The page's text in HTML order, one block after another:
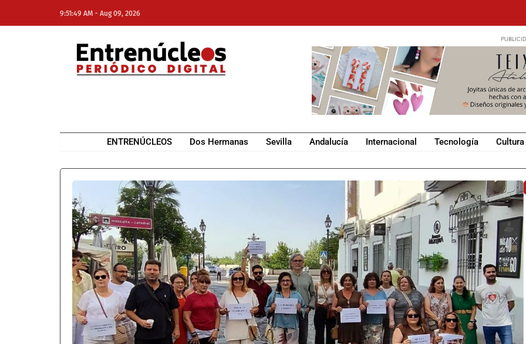
9:51:49 AM - Aug 09, 2026
ENTRENÚCLEOS Dos Hermanas Sevilla Andalucía Internacional Tecnología